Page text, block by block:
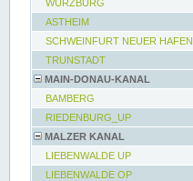
WÜRZBURG
ASTHEIM
SCHWEINFURT NEUER HAFEN
TRUNSTADT
MAIN-DONAU-KANAL
BAMBERG
RIEDENBURG_UP
MALZER KANAL
LIEBENWALDE UP
LIEBENWALDE OP